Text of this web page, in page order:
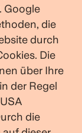
Google
die
durch
Die
über Ihre
der Regel
die